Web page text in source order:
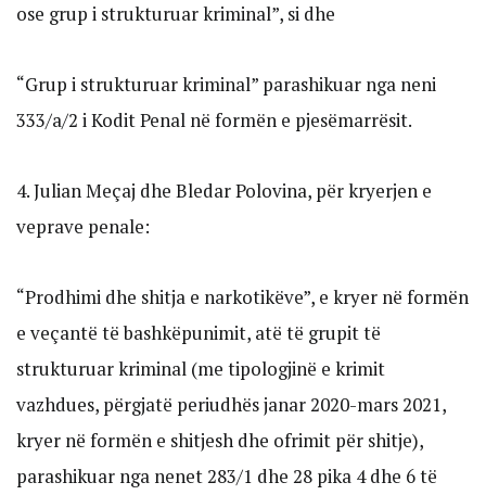
ose grup i strukturuar kriminal”, si dhe
“Grup i strukturuar kriminal” parashikuar nga neni
333/a/2 i Kodit Penal në formën e pjesëmarrësit.
4. Julian Meçaj dhe Bledar Polovina, për kryerjen e
veprave penale:
“Prodhimi dhe shitja e narkotikëve”, e kryer në formën
e veçantë të bashkëpunimit, atë të grupit të
strukturuar kriminal (me tipologjinë e krimit
vazhdues, përgjatë periudhës janar 2020-mars 2021,
kryer në formën e shitjesh dhe ofrimit për shitje),
parashikuar nga nenet 283/1 dhe 28 pika 4 dhe 6 të